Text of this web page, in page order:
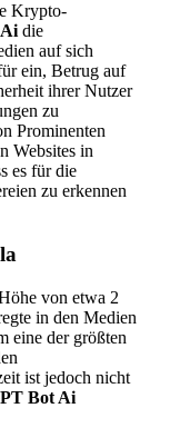
Krypto-
die
auf sich
ein, Betrug auf
ihrer Nutzer
zu
Prominenten
Websites in
es für die
zu erkennen
von etwa 2
in den Medien
eine der größten
ist jedoch nicht
Bot Ai